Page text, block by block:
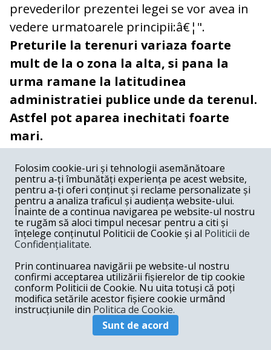
prevederilor prezentei legei se vor avea in
vedere urmatoarele principii:â€¦".
Preturile la terenuri variaza foarte
mult de la o zona la alta, si pana la
urma ramane la latitudinea
administratiei publice unde da terenul.
Astfel pot aparea inechitati foarte
mari.
acum sa impartim terenuri sau sa ne
gandim la aspectul ca intr-o zona terenul e
mai scump. D-le, e cererea si oferta, e
economia de piata, nu suntem noi de vina
de acest lucru. Sau, ba da, suntem de vina,
pentru ca noi am facut revolutia si am creat
posibilitatea acestor lupte democratice.
Fiecare obtine teren acolo unde exista.
Ramane la latitudinea primarilor si a
consiliilor locale. E prea mult ca, dupa 14
Folosim cookie-uri și tehnologii asemănătoare
pentru a-ți îmbunătăți experiența pe acest website,
pentru a-ți oferi conținut și reclame personalizate și
pentru a analiza traficul și audiența website-ului.
Înainte de a continua navigarea pe website-ul nostru
te rugăm să aloci timpul necesar pentru a citi și
înțelege conținutul Politicii de Cookie și al Politicii de
Confidențialitate.
Prin continuarea navigării pe website-ul nostru
confirmi acceptarea utilizării fișierelor de tip cookie
conform Politicii de Cookie. Nu uita totuși că poți
modifica setările acestor fișiere cookie urmând
instrucțiunile din Politica de Cookie.
Sunt de acord